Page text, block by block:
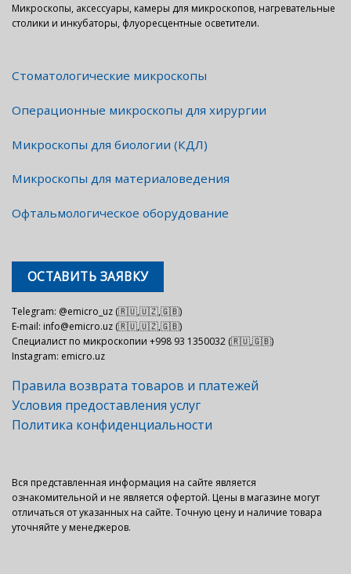
Микроскопы, аксессуары, камеры для микроскопов, нагревательные
столики и инкубаторы, флуоресцентные осветители.
Стоматологические микроскопы
Операционные микроскопы для хирургии
Микроскопы для биологии (КДЛ)
Микроскопы для материаловедения
Офтальмологическое оборудование
ОСТАВИТЬ ЗАЯВКУ
Telegram: @emicro_uz (🇷🇺,🇺🇿,🇬🇧)
E-mail: info@emicro.uz (🇷🇺,🇺🇿,🇬🇧)
Специалист по микроскопии +998 93 1350032 (🇷🇺,🇬🇧)
Instagram: emicro.uz
Правила возврата товаров и платежей
Условия предоставления услуг
Политика конфиденциальности
Вся представленная информация на сайте является
ознакомительной и не является офертой. Цены в магазине могут
отличаться от указанных на сайте. Точную цену и наличие товара
уточняйте у менеджеров.